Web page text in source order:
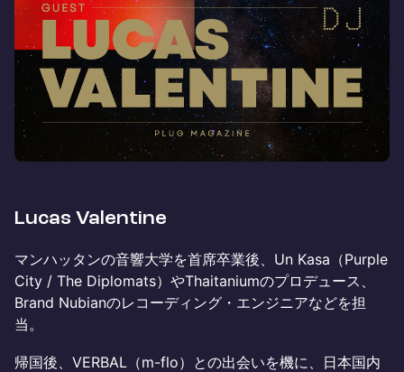
Lucas Valentine
マンハッタンの音響大学を首席卒業後、Un Kasa（Purple
City / The Diplomats）やThaitaniumのプロデュース、
Brand Nubianのレコーディング・エンジニアなどを担
当。
帰国後、VERBAL（m-flo）との出会いを機に、日本国内